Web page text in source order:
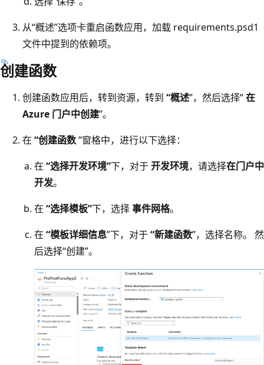
从“概述”选项卡重启函数应用，加载 requirements.psd1
文件中提到的依赖项。
创建函数
创建函数应用后，转到资源，转到 “概述”，然后选择“在
Azure 门户中创建”。
在 “创建函数”窗格中，进行以下选择：
在 “选择开发环境”下，对于开发环境，请选择在门户中
开发。
在 “选择模板”下，选择事件网格。
在 “模板详细信息”下，对于“新建函数”，选择名称。 然
后选择“创建”。